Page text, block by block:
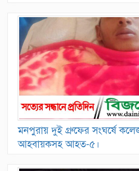
মনপুরায় দুই গ্রুফের সংঘর্ষে
আহবায়কসহ আহত-৫।